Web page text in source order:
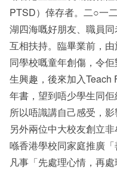
PTSD）倖存者。二○一
湖四海嘅好朋友、職員
互相扶持。臨畢業前，
同學校嘅童年創傷，令
生興趣，後來加入Teach
年書，望到唔少學生同
所以唔識講自己感受，
另外兩位中大校友創立
喺香港學校同家庭推廣
凡事「先處理心情，再